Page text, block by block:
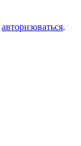
авторизоваться.